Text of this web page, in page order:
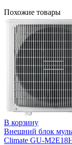
Похожие товары
В корзину
Внешний блок
Climate GU-